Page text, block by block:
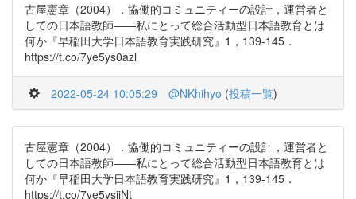
古屋憲章（2004）．協働的コミュニティーの設計，運営者と
しての日本語教師――私にとって総合活動型日本語教育とは
何か『早稲田大学日本語教育実践研究』1，139-145．
https://t.co/7ye5ys0azl
2022-05-24 10:05:29 @NKhihyo (投稿一覧)
古屋憲章（2004）．協働的コミュニティーの設計，運営者と
しての日本語教師――私にとって総合活動型日本語教育とは
何か『早稲田大学日本語教育実践研究』1，139-145．
https://t.co/7ye5ysijNt